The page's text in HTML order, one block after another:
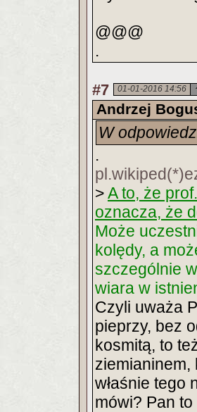
@@@
.
#7 01-01-2016 14:56
Andrzej
W
.
>A to, że
oznacza, że
Może
kolędy, a
szczególnie
wiara w
Czyli uważa
pieprzy, bez
kosmitą, to
ziemianinem,
właśnie tego
mówi? Pan